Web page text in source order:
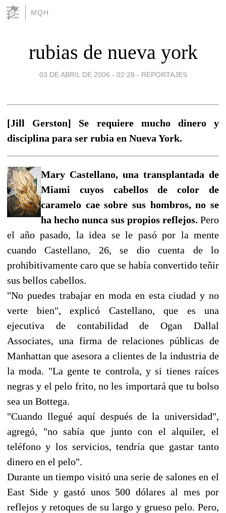
MQH
rubias de nueva york
03 DE ABRIL DE 2006 - 02:28 - REPORTAJES
[Jill Gerston] Se requiere mucho dinero y
disciplina para ser rubia en Nueva York.
Mary Castellano, una transplantada de
Miami cuyos cabellos de color de
caramelo cae sobre sus hombros, no se
ha hecho nunca sus propios reflejos. Pero
el año pasado, la idea se le pasó por la mente
cuando Castellano, 26, se dio cuenta de lo
prohibitivamente caro que se había convertido teñir
sus bellos cabellos.
"No puedes trabajar en moda en esta ciudad y no
verte bien", explicó Castellano, que es una
ejecutiva de contabilidad de Ogan Dallal
Associates, una firma de relaciones públicas de
Manhattan que asesora a clientes de la industria de
la moda. "La gente te controla, y si tienes raíces
negras y el pelo frito, no les importará que tu bolso
sea un Bottega.
"Cuando llegué aquí después de la universidad",
agregó, "no sabía que junto con el alquiler, el
teléfono y los servicios, tendría que gastar tanto
dinero en el pelo".
Durante un tiempo visitó una serie de salones en el
East Side y gastó unos 500 dólares al mes por
reflejos y retoques de su largo y grueso pelo. Pero,